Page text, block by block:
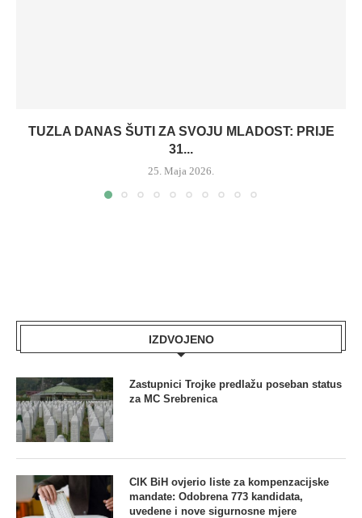
TUZLA DANAS ŠUTI ZA SVOJU MLADOST: PRIJE
31...
25. Maja 2026.
IZDVOJENO
Zastupnici Trojke predlažu poseban status
za MC Srebrenica
CIK BiH ovjerio liste za kompenzacijske
mandate: Odobrena 773 kandidata,
uvedene i nove sigurnosne mjere